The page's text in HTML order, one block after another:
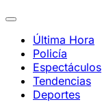
Última Hora
Policía
Espectáculos
Tendencias
Deportes